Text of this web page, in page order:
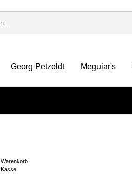
Georg Petzoldt Meguiar's
Warenkorb
Kasse